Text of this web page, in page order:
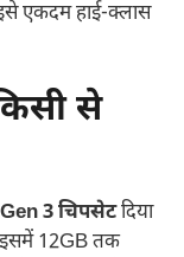
एकदम हाई-क्लास
से
3 चिपसेटदिया
इसमें 12GB तक